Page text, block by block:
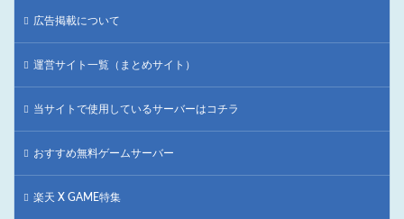
広告掲載について
運営サイト一覧（まとめサイト）
当サイトで使用しているサーバーはコチラ
おすすめ無料ゲームサーバー
楽天 X GAME特集